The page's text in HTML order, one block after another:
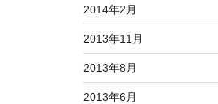
2014年2月
2013年11月
2013年8月
2013年6月